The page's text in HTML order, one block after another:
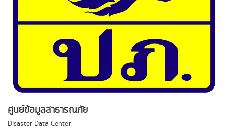
ศูนย์ข้อมูลสาธารณภัย
Disaster Data Center